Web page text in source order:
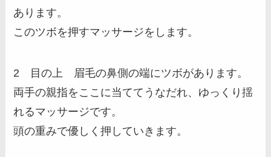
あります。
このツボを押すマッサージをします。
2 目の上 眉毛の鼻側の端にツボがあります。
両手の親指をここに当ててうなだれ、ゆっくり揺
れるマッサージです。
頭の重みで優しく押していきます。